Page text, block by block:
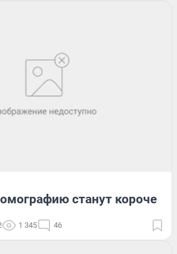
станут короче
1 345 46